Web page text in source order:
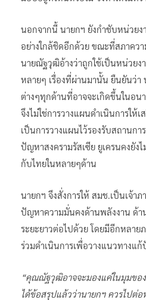
นอกจากนี้ นายกฯ ยังกำชับหน่วยง
อย่างใกล้ชิดอีกด้วย ขณะที่สภาคว
นายณัฐวุฒิอ้างว่าถูกใช้เป็นหน่วย
หลายๆ เรื่องที่ผ่านมานั้น ยืนยันว่
ต่างๆทุกด้านที่อาจจะเกิดขึ้นในอน
จึงไม่ใช่การวางแผนดำเนินการให้เ
เป็นการวางแผนไว้รองรับสถานกา
ปัญหาสงครามรัสเซีย ยูเครนคงยัง
กับไทยในหลายๆด้าน
นายกฯ จึงสั่งการให้ สมช.เป็นเจ้า
ปัญหาความมั่นคงด้านพลังงาน ด้า
ระยะยาวต่อไปด้วย โดยมีอีกหลาย
ร่วมดำเนินการเพื่อวางแนวทางแ
“คุณณัฐวุฒิอาจจะมองแค่ในมุมของ
ได้ข้อสรุปแล้วว่านายกฯ ควรไปต่